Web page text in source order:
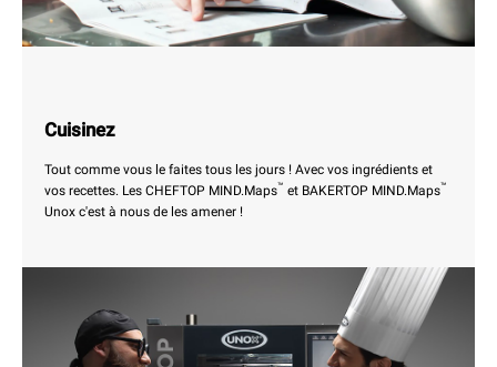
Cuisinez
Tout comme vous le faites tous les jours ! Avec vos ingrédients et
vos recettes. Les CHEFTOP MIND.Maps™ et BAKERTOP MIND.Maps™
Unox c'est à nous de les amener !